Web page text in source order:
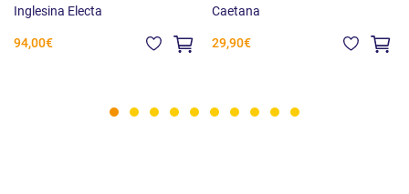
Inglesina Electa
94,00€
Caetana
29,90€